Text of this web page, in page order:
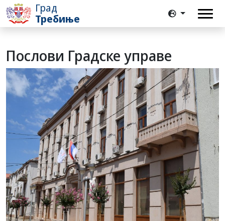
Град
Требиње
Послови Градске управе